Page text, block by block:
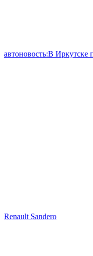
автоновость:В Иркутске
Renault Sandero